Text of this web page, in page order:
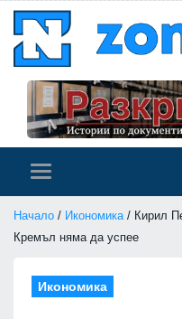
Начало / Икономика/ Кирил
Кремъл няма да успее
Икономика